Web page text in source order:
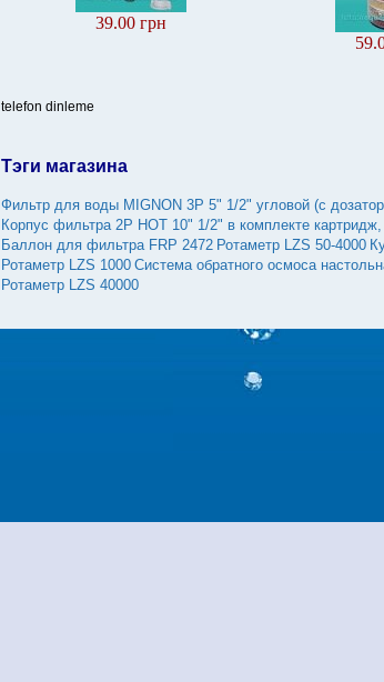
39.00 грн
telefon dinleme
Тэги магазина
Фильтр для воды MIGNON 3P 5" 1/2" угловой (с
Корпус фильтра 2Р HOT 10" 1/2" в комплекте
Баллон для фильтра FRP 2472 Ротаметр LZS 50-4000
Ротаметр LZS 1000 Система обратного осмоса
Ротаметр LZS 40000